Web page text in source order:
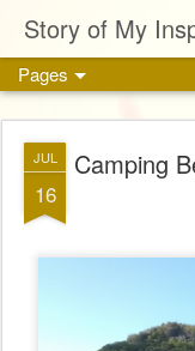
Story of My
Pages
JUL
16
Camping